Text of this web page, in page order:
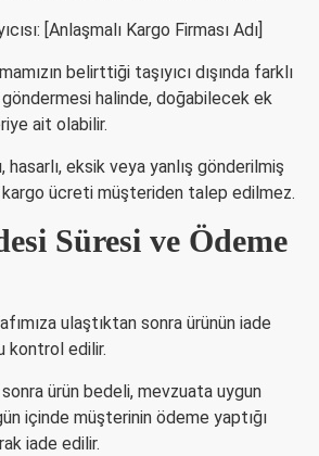
[Anlaşmalı Kargo Firması Adı]
belirttiği taşıyıcı dışında farklı
halinde, doğabilecek ek
ait olabilir.
hasarlı, eksik veya yanlış gönderilmiş
kargo ücreti müşteriden talep edilmez.
Süresi ve Ödeme
ulaştıktan sonra ürünün iade
kontrol edilir.
ürün bedeli, mevzuata uygun
içinde müşterinin ödeme yaptığı
iade edilir.